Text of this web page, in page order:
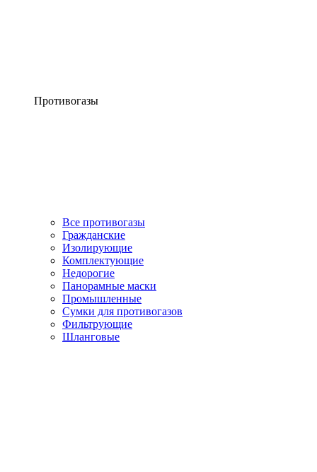
Противогазы
Все противогазы
Гражданские
Изолирующие
Комплектующие
Недорогие
Панорамные маски
Промышленные
Сумки для противогазов
Фильтрующие
Шланговые